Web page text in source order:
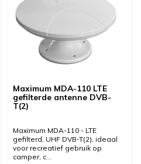
Maximum MDA-110 LTE
gefilterde antenne DVB-
T(2)
Maximum MDA-110 - LTE
gefilterd, UHF DVB-T(2), ideaal
voor recreatief gebruik op
camper, c...